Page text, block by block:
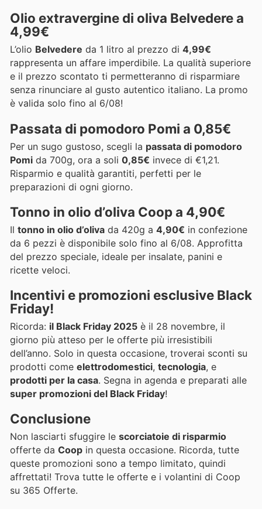
Olio extravergine di oliva Belvedere a
4,99€
L’olio Belvedere da 1 litro al prezzo di 4,99€
rappresenta un affare imperdibile. La qualità superiore
e il prezzo scontato ti permetteranno di risparmiare
senza rinunciare al gusto autentico italiano. La promo
è valida solo fino al 6/08!
Passata di pomodoro Pomi a 0,85€
Per un sugo gustoso, scegli la passata di pomodoro
Pomi da 700g, ora a soli 0,85€ invece di €1,21.
Risparmio e qualità garantiti, perfetti per le
preparazioni di ogni giorno.
Tonno in olio d’oliva Coop a 4,90€
Il tonno in olio d’oliva da 420g a 4,90€ in confezione
da 6 pezzi è disponibile solo fino al 6/08. Approfitta
del prezzo speciale, ideale per insalate, panini e
ricette veloci.
Incentivi e promozioni esclusive Black
Friday!
Ricorda: il Black Friday 2025 è il 28 novembre, il
giorno più atteso per le offerte più irresistibili
dell’anno. Solo in questa occasione, troverai sconti su
prodotti come elettrodomestici, tecnologia, e
prodotti per la casa. Segna in agenda e preparati alle
super promozioni del Black Friday!
Conclusione
Non lasciarti sfuggire le scorciatoie di risparmio
offerte da Coop in questa occasione. Ricorda, tutte
queste promozioni sono a tempo limitato, quindi
affrettati! Trova tutte le offerte e i volantini di Coop
su 365 Offerte.